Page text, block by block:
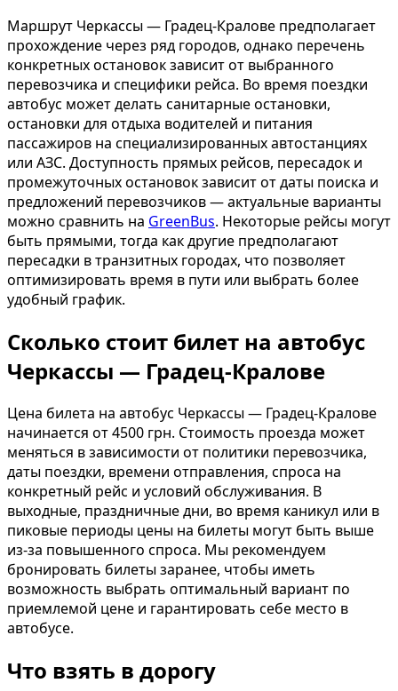
Маршрут Черкассы — Градец-Кралове предполагает
прохождение через ряд городов, однако перечень
конкретных остановок зависит от выбранного
перевозчика и специфики рейса. Во время поездки
автобус может делать санитарные остановки,
остановки для отдыха водителей и питания
пассажиров на специализированных автостанциях
или АЗС. Доступность прямых рейсов, пересадок и
промежуточных остановок зависит от даты поиска и
предложений перевозчиков — актуальные варианты
можно сравнить на GreenBus. Некоторые рейсы могут
быть прямыми, тогда как другие предполагают
пересадки в транзитных городах, что позволяет
оптимизировать время в пути или выбрать более
удобный график.
Сколько стоит билет на автобус
Черкассы — Градец-Кралове
Цена билета на автобус Черкассы — Градец-Кралове
начинается от 4500 грн. Стоимость проезда может
меняться в зависимости от политики перевозчика,
даты поездки, времени отправления, спроса на
конкретный рейс и условий обслуживания. В
выходные, праздничные дни, во время каникул или в
пиковые периоды цены на билеты могут быть выше
из-за повышенного спроса. Мы рекомендуем
бронировать билеты заранее, чтобы иметь
возможность выбрать оптимальный вариант по
приемлемой цене и гарантировать себе место в
автобусе.
Что взять в дорогу